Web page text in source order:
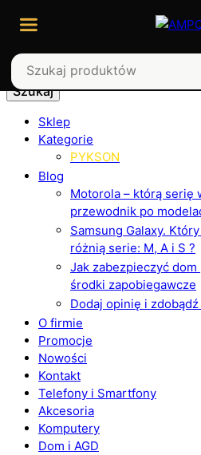
Szukaj
Sklep
Kategorie
PYKSON
Blog
Motorola – którą serię
przewodnik po
Samsung Galaxy.
różnią serie: M, A i S ?
Jak zabezpieczyć
środki zapobiegawcze
Dodaj opinię i
O firmie
Promocje
Nowości
Kontakt
Telefony i Smartfony
Akcesoria
Komputery
Dom i AGD